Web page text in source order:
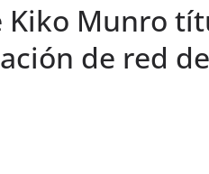
Kiko Munro
de red